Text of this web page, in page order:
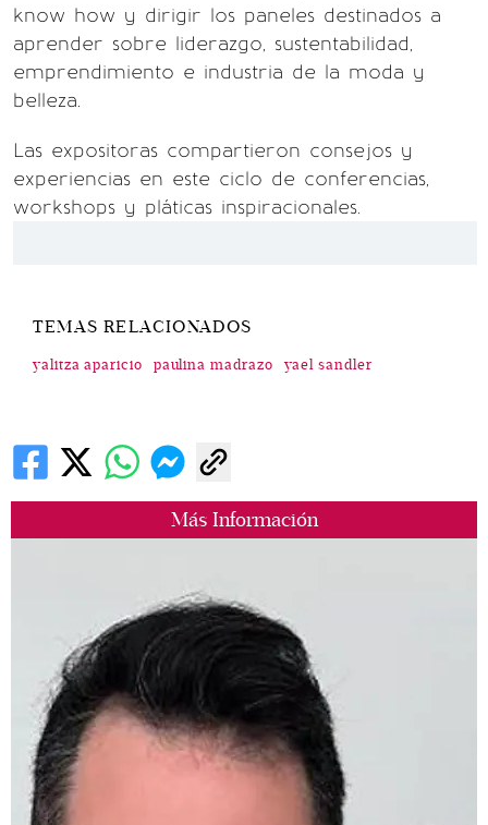
Más Información
know how y dirigir los paneles destinados a
aprender sobre liderazgo, sustentabilidad,
emprendimiento e industria de la moda y
belleza.
Las expositoras compartieron consejos y
experiencias en este ciclo de conferencias,
workshops y pláticas inspiracionales.
TEMAS RELACIONADOS
yalitza aparicio paulina madrazo yael sandler